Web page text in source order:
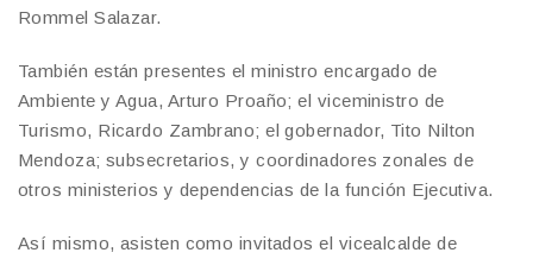
Rommel Salazar.
También están presentes el ministro encargado de
Ambiente y Agua, Arturo Proaño; el viceministro de
Turismo, Ricardo Zambrano; el gobernador, Tito Nilton
Mendoza; subsecretarios, y coordinadores zonales de
otros ministerios y dependencias de la función Ejecutiva.
Así mismo, asisten como invitados el vicealcalde de